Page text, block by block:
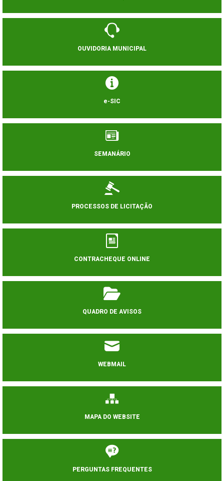
OUVIDORIA MUNICIPAL
e-SIC
SEMANÁRIO
PROCESSOS DE LICITAÇÃO
CONTRACHEQUE ONLINE
QUADRO DE AVISOS
WEBMAIL
MAPA DO WEBSITE
PERGUNTAS FREQUENTES